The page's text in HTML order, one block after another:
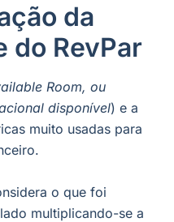
da
do RevPar
Room, ou
disponível) e a
muito usadas para
o que foi
multiplicando-se a